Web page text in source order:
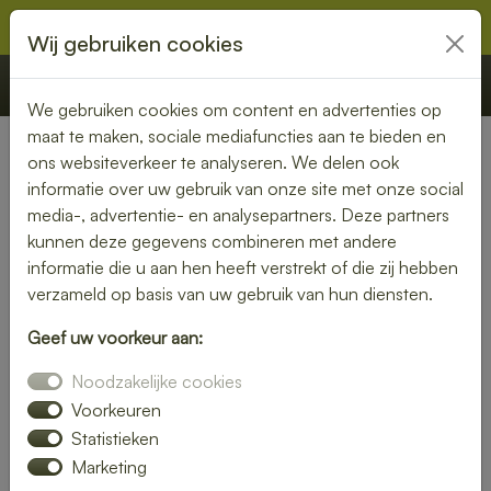
€ 0,00 Offerte Bestellen
Nederland» Holwierde
Geniet van een bezorgde
lunch in Holwierde – snel en
smaakvol
maakt je dag compleet. Laat je lunch bezorgen in Holwierde
en kies uit een uitgebreid assortiment verse broodjes,
salades en warme gerechten.
Wij zorgen voor een snelle levering, zodat jij onbezorgd kunt
Wij gebruiken cookies
We gebruiken cookies om content en advertenties op
maat te maken, sociale mediafuncties aan te bieden en
ons websiteverkeer te analyseren. We delen ook
informatie over uw gebruik van onze site met onze social
media-, advertentie- en analysepartners. Deze partners
kunnen deze gegevens combineren met andere
informatie die u aan hen heeft verstrekt of die zij hebben
verzameld op basis van uw gebruik van hun diensten.
Geef uw voorkeur aan:
Noodzakelijke cookies
Voorkeuren
Statistieken
Marketing